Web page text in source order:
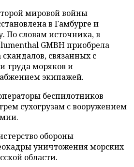
мировой войны
в Гамбурге и
По словам источника, в
GMBH приобрела
связанных с
труда моряков и
экипажей.
беспилотников
сухогрузам с вооружением
обороны
уничтожения морских
области.